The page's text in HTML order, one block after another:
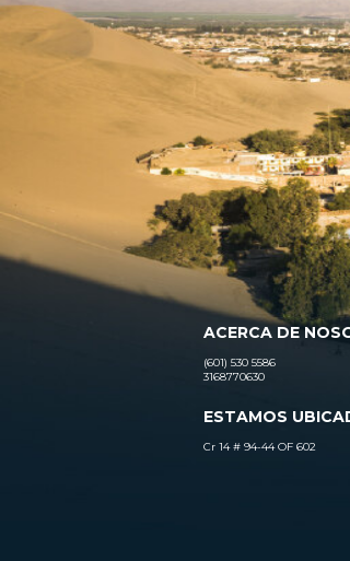
ACERCA DE
(601) 530 5586
3168770630
ESTAMOS
Cr 14 # 94-44 OF 602